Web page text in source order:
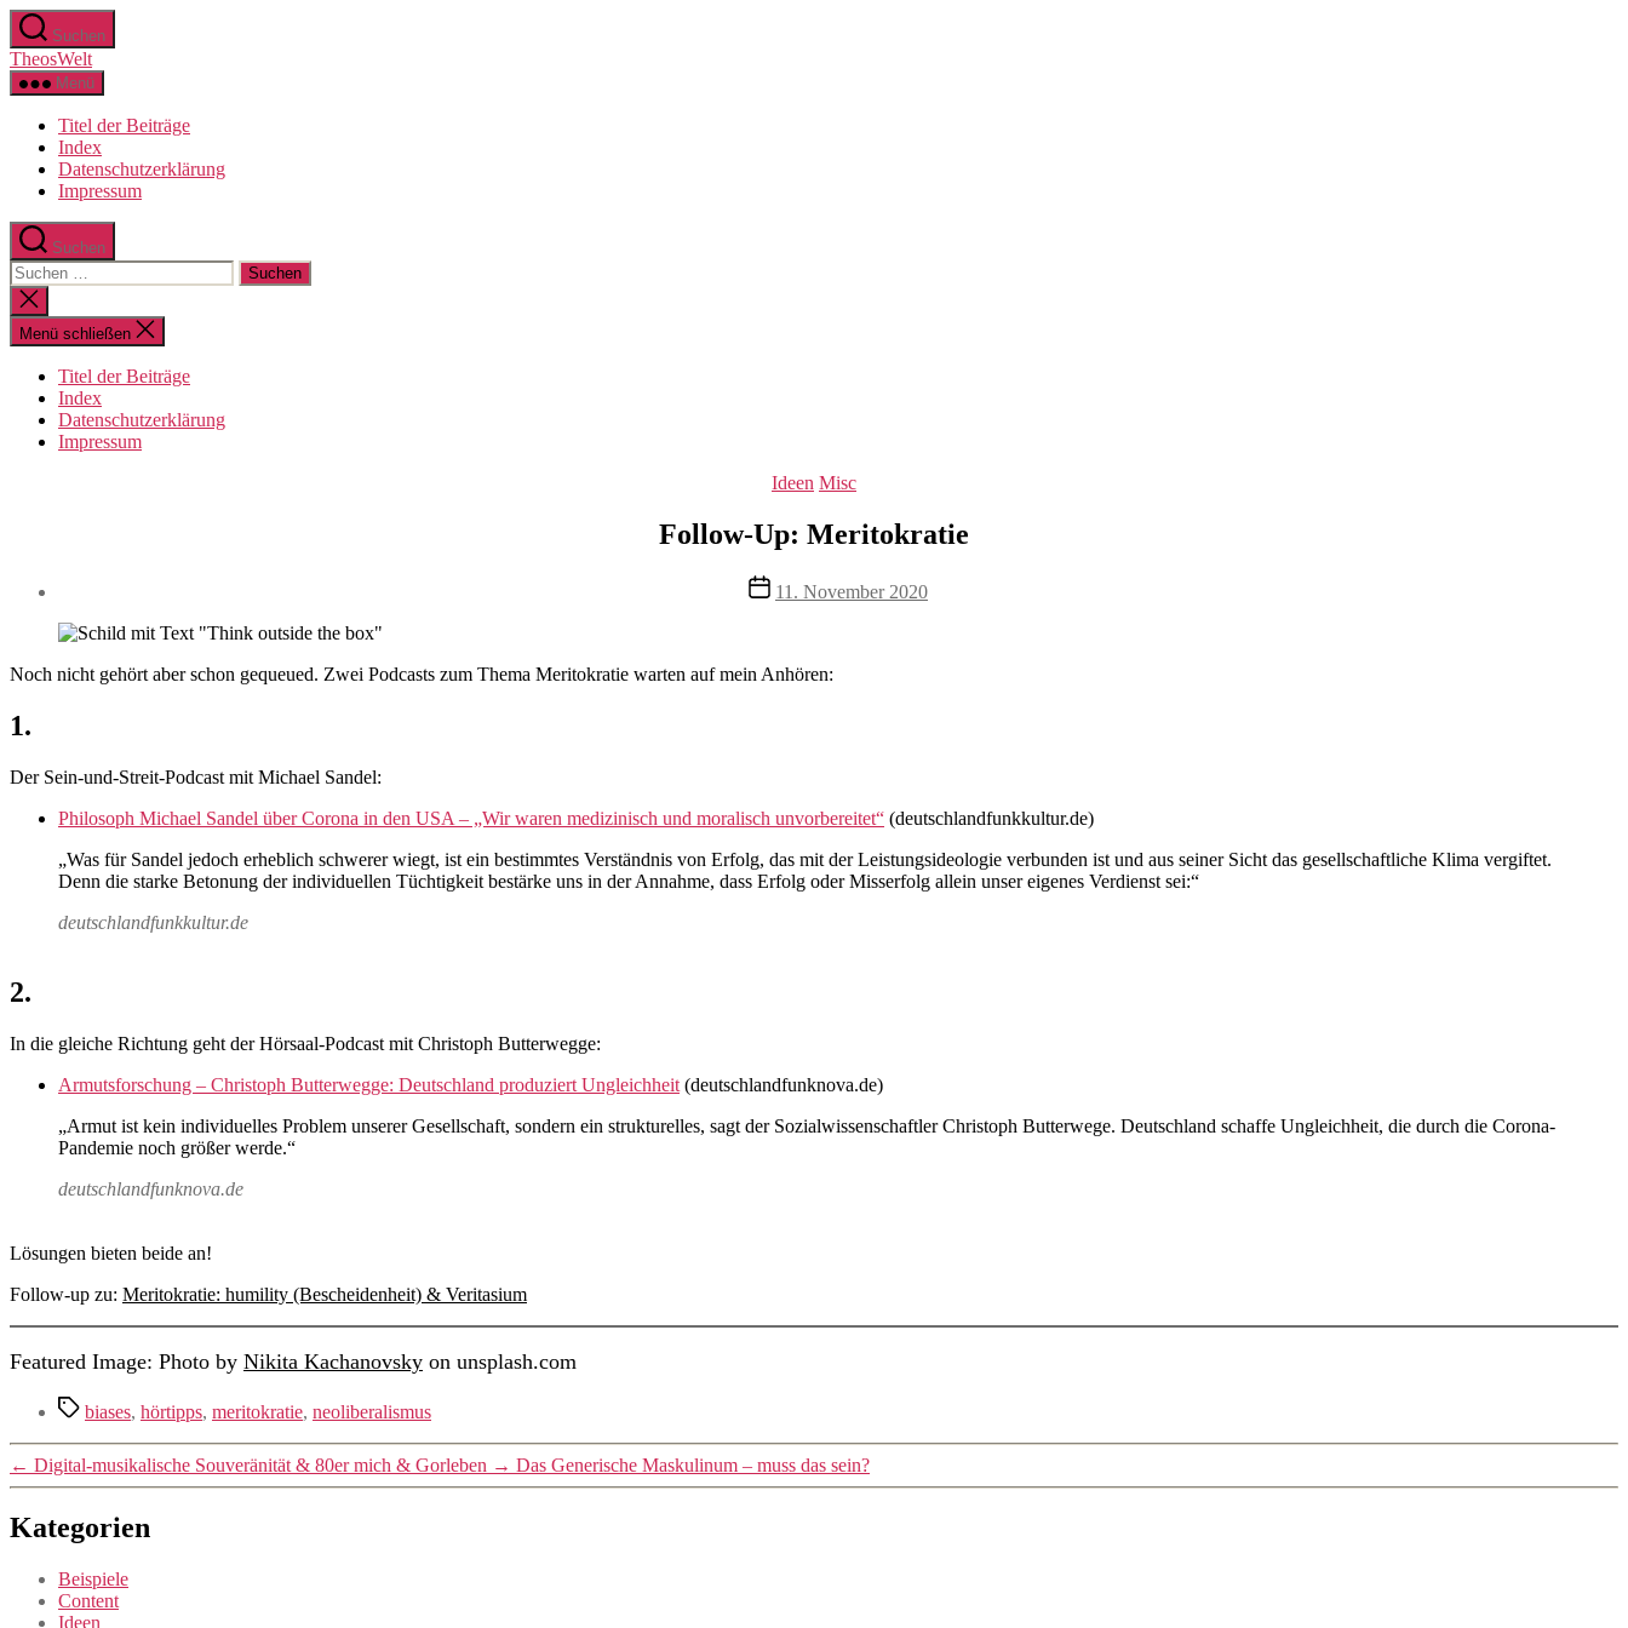
Zum
Inhalt
springen
Suchen
TheosWelt
Menü
Titel der Beiträge
Index
Datenschutzerklärung
Impressum
Suchen
Suchen
nach:
Suche
schließen
Menü schließen
Titel der Beiträge
Index
Datenschutzerklärung
Impressum
Kategorien
Ideen Misc
Follow-Up: Meritokratie
Veröffentlichungsdatum
11. November 2020
Noch nicht gehört aber schon gequeued. Zwei Podcasts zum Thema Meritokratie warten auf mein Anhören:
1.
Der Sein-und-Streit-Podcast mit Michael Sandel:
Philosoph Michael Sandel über Corona in den USA – „Wir waren medizinisch und moralisch unvorbereitet“ (deutschlandfunkkultur.de)
„Was für Sandel jedoch erheblich schwerer wiegt, ist ein bestimmtes Verständnis von Erfolg, das mit der Leistungsideologie verbunden ist und aus seiner Sicht das gesellschaftliche Klima vergiftet.
Denn die starke Betonung der individuellen Tüchtigkeit bestärke uns in der Annahme, dass Erfolg oder Misserfolg allein unser eigenes Verdienst sei:“
deutschlandfunkkultur.de
2.
In die gleiche Richtung geht der Hörsaal-Podcast mit Christoph Butterwegge:
Armutsforschung – Christoph Butterwegge: Deutschland produziert Ungleichheit (deutschlandfunknova.de)
„Armut ist kein individuelles Problem unserer Gesellschaft, sondern ein strukturelles, sagt der Sozialwissenschaftler Christoph Butterwege. Deutschland schaffe Ungleichheit, die durch die Corona-
Pandemie noch größer werde.“
deutschlandfunknova.de
Lösungen bieten beide an!
Follow-up zu: Meritokratie: humility (Bescheidenheit) & Veritasium
Featured Image: Photo by Nikita Kachanovsky on unsplash.com
Schlagwörter
biases, hörtipps, meritokratie, neoliberalismus
← Digital-musikalische Souveränität & 80er mich & Gorleben → Das Generische Maskulinum – muss das sein?
Kategorien
Beispiele
Content
Ideen